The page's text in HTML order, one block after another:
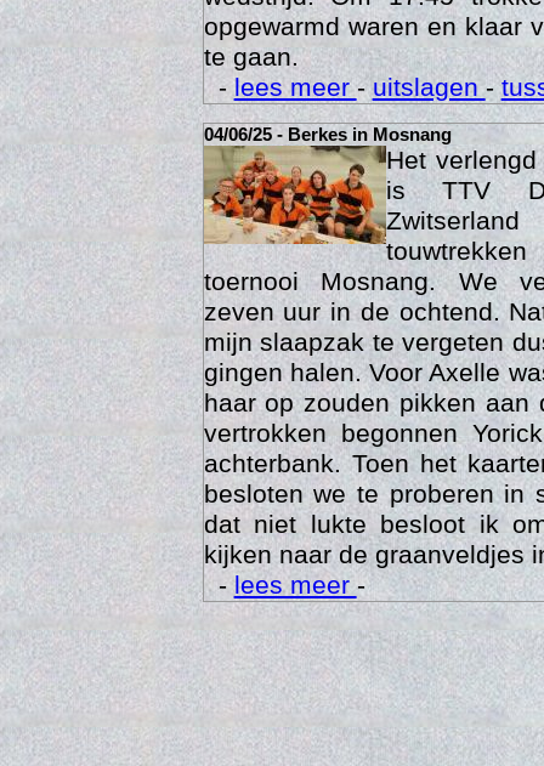
opgewarmd waren en klaar
te gaan.
-lees meer-uitslagen-
04/06/25 - Berkes in Mosnang
Het
is TTV
toernooi Mosnang. We
zeven uur in de ochtend.
mijn slaapzak te vergeten
gingen halen. Voor Axelle
haar op zouden pikken aan
vertrokken begonnen
achterbank. Toen het
besloten we te proberen in
dat niet lukte besloot ik
kijken naar de graanveldjes
-lees meer-